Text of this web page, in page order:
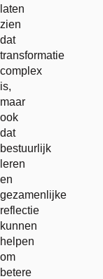
laten
zien
dat
transformatie
complex
is,
maar
ook
dat
bestuurlijk
leren
en
gezamenlijke
reflectie
kunnen
helpen
om
betere